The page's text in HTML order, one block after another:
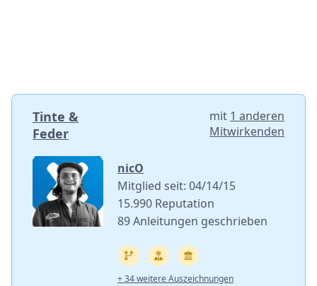
Tinte &
Feder
mit 1 anderen
Mitwirkenden
nicO
Mitglied seit: 04/14/15
15.990 Reputation
89 Anleitungen geschrieben
+ 34 weitere Auszeichnungen